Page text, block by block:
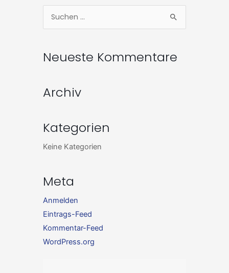
Suchen
nach:
Neueste Kommentare
Archiv
Kategorien
Keine Kategorien
Meta
Anmelden
Eintrags-Feed
Kommentar-Feed
WordPress.org